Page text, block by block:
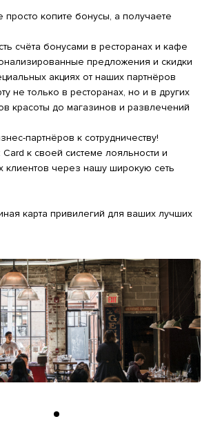
копите бонусы, а получаете
счёта бонусами в ресторанах и кафе
предложения и скидки
акциях от наших партнёров
не только в ресторанах, но и в других
красоты до магазинов и развлечений
партнёров к сотрудничеству!
к своей системе лояльности и
клиентов через нашу широкую сеть
карта привилегий для ваших лучших